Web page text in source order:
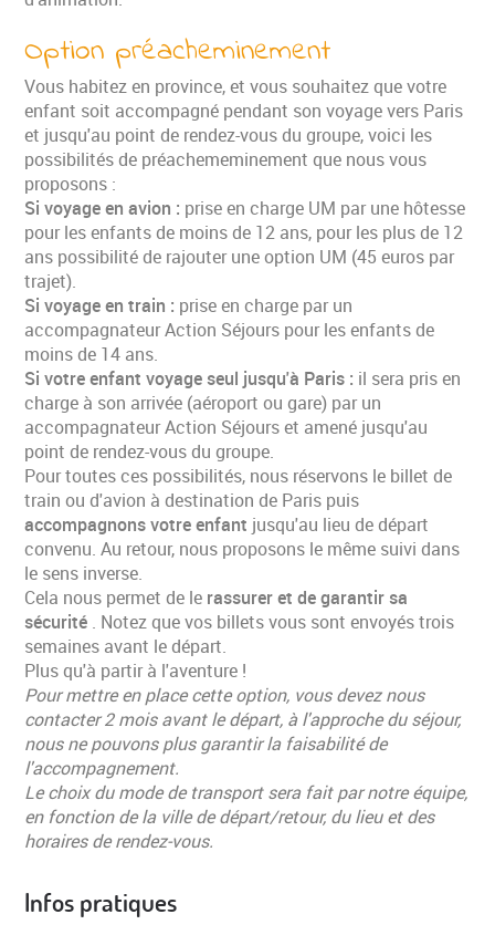
Option préacheminement
Vous habitez en province, et vous souhaitez que votre
enfant soit accompagné pendant son voyage vers Paris
et jusqu'au point de rendez-vous du groupe, voici les
possibilités de préachememinement que nous vous
proposons :
Si voyage en avion : prise en charge UM par une hôtesse
pour les enfants de moins de 12 ans, pour les plus de 12
ans possibilité de rajouter une option UM (45 euros par
trajet).
Si voyage en train : prise en charge par un
accompagnateur Action Séjours pour les enfants de
moins de 14 ans.
Si votre enfant voyage seul jusqu'à Paris : il sera pris en
charge à son arrivée (aéroport ou gare) par un
accompagnateur Action Séjours et amené jusqu'au
point de rendez-vous du groupe.
Pour toutes ces possibilités, nous réservons le billet de
train ou d'avion à destination de Paris puis
accompagnons votre enfant jusqu'au lieu de départ
convenu. Au retour, nous proposons le même suivi dans
le sens inverse.
Cela nous permet de le rassurer et de garantir sa
sécurité . Notez que vos billets vous sont envoyés trois
semaines avant le départ.
Plus qu'à partir à l'aventure !
Pour mettre en place cette option, vous devez nous
contacter 2 mois avant le départ, à l'approche du séjour,
nous ne pouvons plus garantir la faisabilité de
l'accompagnement.
Le choix du mode de transport sera fait par notre équipe,
en fonction de la ville de départ/retour, du lieu et des
horaires de rendez-vous.
Infos pratiques